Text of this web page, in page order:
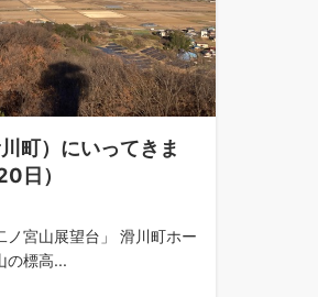
町）にいってきま
日）
宮山展望台」 滑川町ホー
の標高...